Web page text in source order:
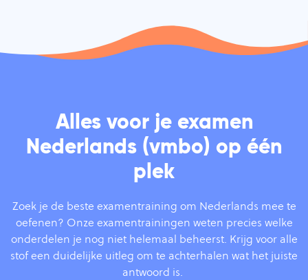
Alles voor je examen
Nederlands (vmbo) op één
plek
Zoek je de beste examentraining om Nederlands mee te
oefenen? Onze examentrainingen weten precies welke
onderdelen je nog niet helemaal beheerst. Krijg voor alle
stof een duidelijke uitleg om te achterhalen wat het juiste
antwoord is.